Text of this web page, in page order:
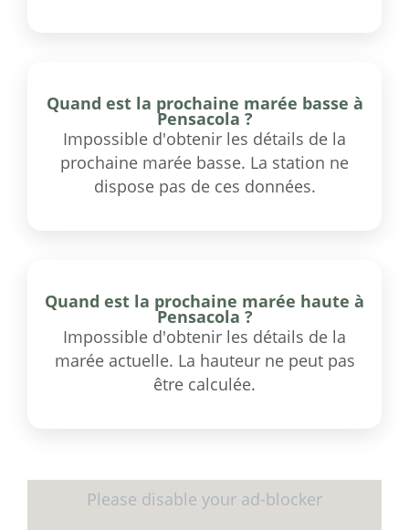
Quand est la prochaine marée basse à
Pensacola ?
Impossible d'obtenir les détails de la
prochaine marée basse. La station ne
dispose pas de ces données.
Quand est la prochaine marée haute à
Pensacola ?
Impossible d'obtenir les détails de la
marée actuelle. La hauteur ne peut pas
être calculée.